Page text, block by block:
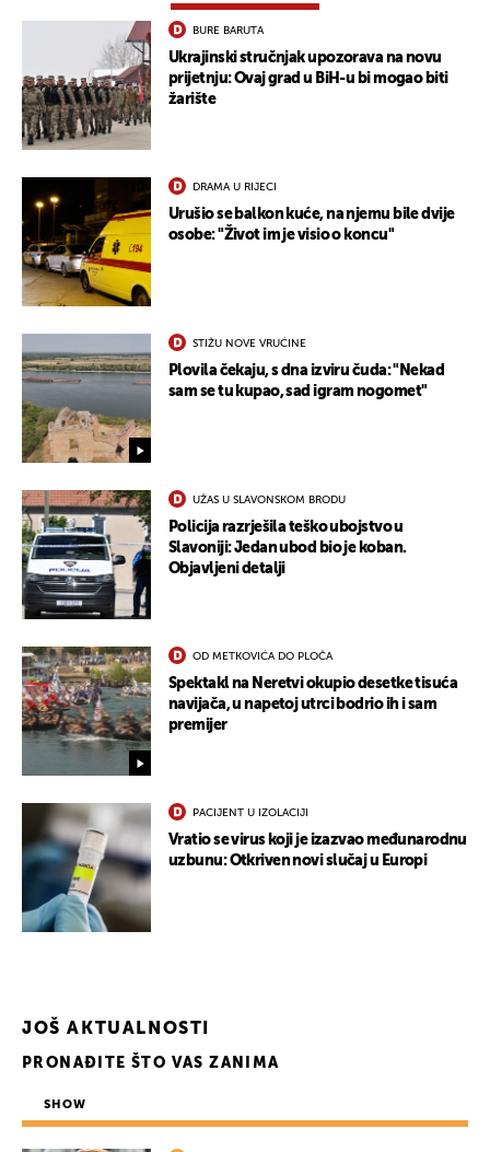
BURE BARUTA
Ukrajinski stručnjak upozorava na novu
prijetnju: Ovaj grad u BiH-u bi mogao biti
žarište
DRAMA U RIJECI
Urušio se balkon kuće, na njemu bile dvije
osobe: "Život im je visio o koncu"
STIŽU NOVE VRUĆINE
Plovila čekaju, s dna izviru čuda: "Nekad
sam se tu kupao, sad igram nogomet"
UŽAS U SLAVONSKOM BRODU
Policija razrješila teško ubojstvo u
Slavoniji: Jedan ubod bio je koban.
Objavljeni detalji
OD METKOVIĆA DO PLOČA
Spektakl na Neretvi okupio desetke tisuća
navijača, u napetoj utrci bodrio ih i sam
premijer
PACIJENT U IZOLACIJI
Vratio se virus koji je izazvao međunarodnu
uzbunu: Otkriven novi slučaj u Europi
JOŠ AKTUALNOSTI
PRONAĐITE ŠTO VAS ZANIMA
SHOW
UKLJUČITE NOTIFIKACIJE